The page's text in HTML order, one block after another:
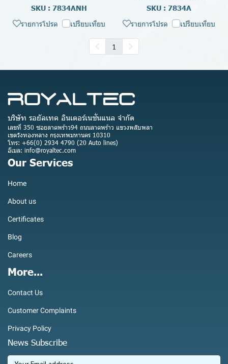
SKU : 7834ANH
รายการโปรด เปรียบเทียบ
SKU : 7834A
รายการโปรด เปรียบเทียบ
1
บริษัท รอยัลเทค อินเตอร์เนชั่นแนล จำกัด
เลขที่ 350 ซอยลาดพร้าว94 ถนนลาดพร้าว แขวงพลับพลา
เขตวังทองหลาง กรุงเทพมหานคร 10310
โทร: +66(0) 2934 4790 (20 Auto lines)
อีเมล: info@royaltec.com
Our Services
Home
About us
Certificates
Blog
Careers
More...
Contact Us
Customer Complaints
Privacy Policy
News Subscribe